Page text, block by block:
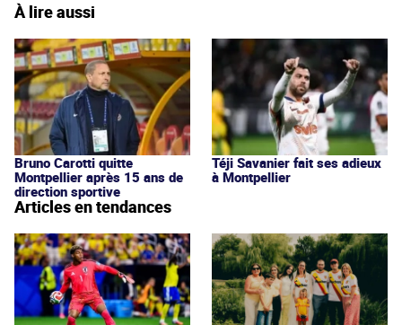
À lire aussi
Bruno Carotti quitte
Montpellier après 15 ans de
direction sportive
Téji Savanier fait ses adieux
à Montpellier
Articles en tendances